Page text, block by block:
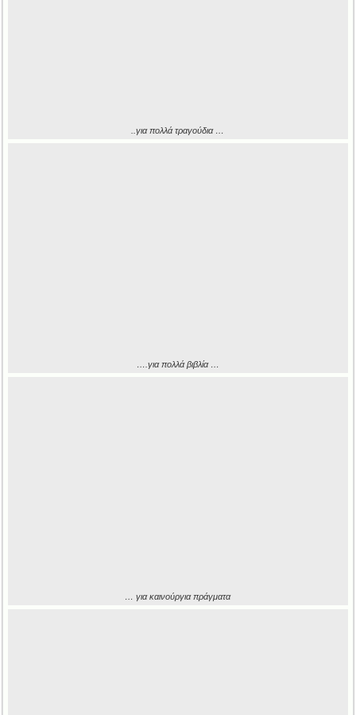
..για πολλά τραγούδια …
….για πολλά βιβλία …
… για καινούργια πράγματα